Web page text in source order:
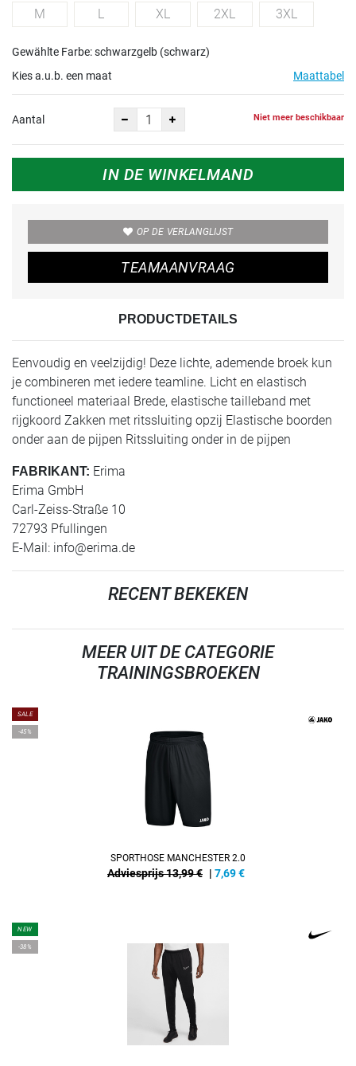
M L XL 2XL 3XL
Gewählte Farbe: schwarzgelb (schwarz)
Kies a.u.b. een maat
Maattabel
Aantal Niet meer beschikbaar
IN DE WINKELMAND
OP DE VERLANGLIJST
TEAMAANVRAAG
PRODUCTDETAILS
Eenvoudig en veelzijdig! Deze lichte, ademende broek kun
je combineren met iedere teamline. Licht en elastisch
functioneel materiaal Brede, elastische tailleband met
rijgkoord Zakken met ritssluiting opzij Elastische boorden
onder aan de pijpen Ritssluiting onder in de pijpen
FABRIKANT: Erima
Erima GmbH
Carl-Zeiss-Straße 10
72793 Pfullingen
E-Mail: info@erima.de
RECENT BEKEKEN
MEER UIT DE CATEGORIE
TRAININGSBROEKEN
SALE
-45%
SPORTHOSE MANCHESTER 2.0
Adviesprijs 13,99 € | 7,69€
NEW
-38%